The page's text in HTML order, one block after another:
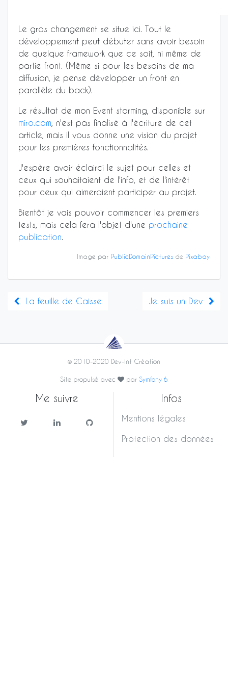
Le gros changement se situe ici. Tout le
développement peut débuter sans avoir besoin
de quelque framework que ce soit, ni même de
partie front. (Même si pour les besoins de ma
diffusion, je pense développer un front en
parallèle du back).
Le résultat de mon Event storming, disponible sur
miro.com , n'est pas finalisé à l'écriture de cet
article, mais il vous donne une vision du projet
pour les premières fonctionnalités.
J'espère avoir éclairci le sujet pour celles et
ceux qui souhaitaient de l'info, et de l'intérêt
pour ceux qui aimeraient participer au projet.
Bientôt je vais pouvoir commencer les premiers
tests, mais cela fera l'objet d'une prochaine
publication.
Image par PublicDomainPictures de Pixabay
La feuille de Caisse Je suis un Dev
© 2010-2020 Dev-Int Création
Site propulsé avec par Symfony 6
Me suivre Infos
Mentions légales
Protection des données